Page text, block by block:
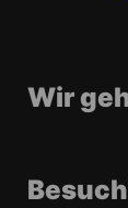
Wir